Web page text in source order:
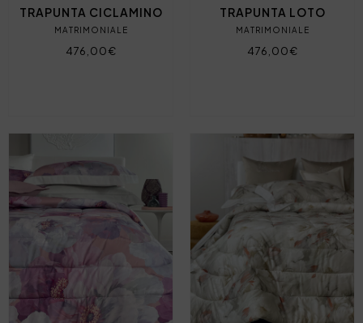
TRAPUNTA CICLAMINO
MATRIMONIALE
476,00€
TRAPUNTA LOTO
MATRIMONIALE
476,00€